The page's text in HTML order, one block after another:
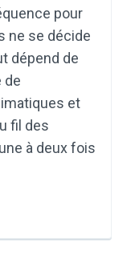
pour
ne se décide
dépend de
de
et
fil des
à deux fois